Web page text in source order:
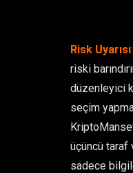
Risk Uyarısı:
riski
düzenleyici
seçim
üçüncü taraf
sadece